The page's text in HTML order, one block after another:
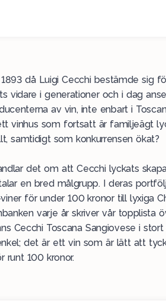
då Luigi Cecchi bestämde sig
vidare i generationer och i dag
av vin, inte enbart i
vinhus som fortsatt är familjeägt
samtidigt som konkurrensen ökat?
det om att Cecchi lyckats
en bred målgrupp. I deras
för under 100 kronor till lyxiga
varje år skriver vår topplista
Cecchi Toscana Sangiovese i
det är ett vin som är lätt att
runt 100 kronor.